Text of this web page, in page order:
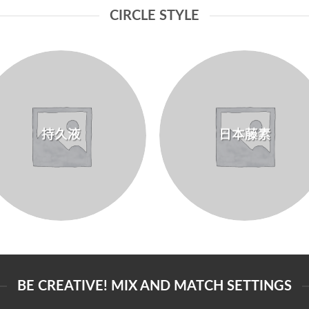
CIRCLE STYLE
持久液 日本藤素
BE CREATIVE! MIX AND MATCH SETTINGS